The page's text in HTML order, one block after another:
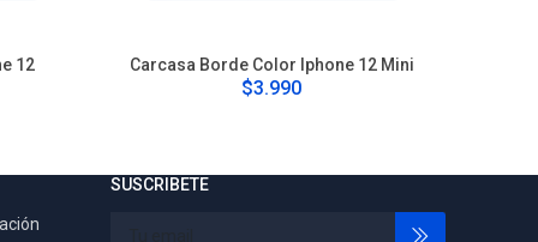
12 Carcasa Borde Color Iphone 12 Mini
$3.990
SUSCRIBETE